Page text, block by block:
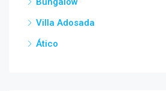
Villa Adosada
Ático